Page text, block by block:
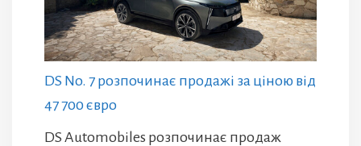
DS No. 7 розпочинає продажі за ціною від
47 700 євро
DS Automobiles розпочинає продаж